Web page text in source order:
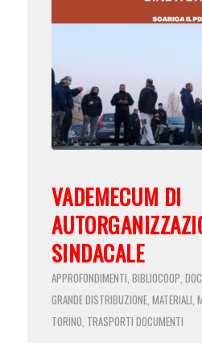
VADEMECUM DI
SINDACALE
APPROFONDIMENTI BIBLIOCOOP
GRANDE DISTRIBUZIONE, MATERIALI
TORINO TRASPORTI DOCUMENTI